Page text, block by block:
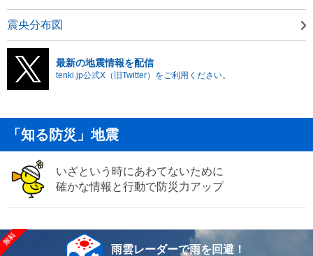
震央分布図
最新の地震情報を配信
tenki.jp公式X（旧Twitter）をご利用ください。
「知る防災」地震
いざという時にあわてないために
確かな情報と行動で防災力アップ
雨雲レーダーで雨を回避！